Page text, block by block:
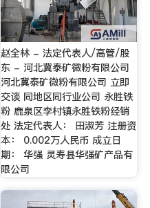
赵全林 - 法定代表人/高管/股
东 - 河北冀泰矿微粉有限公司
河北冀泰矿微粉有限公司 立即
交谈 同地区同行业公司 永胜铁
粉 鹿泉区李村镇永胜铁粉经销
处 法定代表人： 田淑芳 注册资
本： 0.002万人民币 成立日
期： 华强 灵寿县华强矿产品有
限公司